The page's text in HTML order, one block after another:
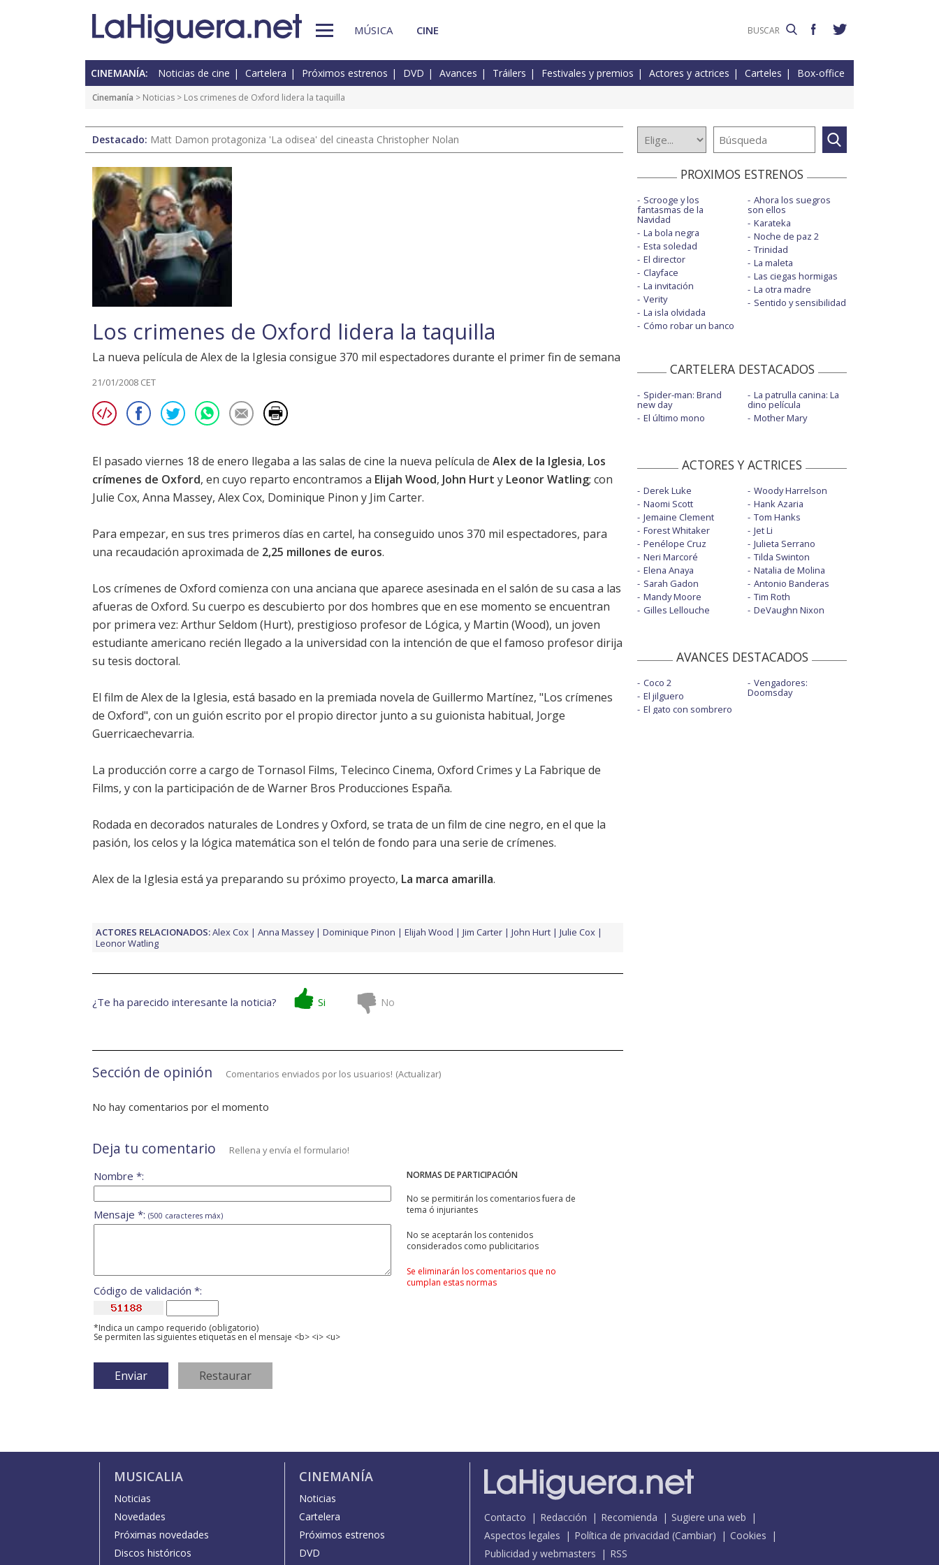
MÚSICA CINE
CINEMANÍA: Noticias de cine Cartelera Próximos estrenos DVD Avances Tráilers Festivales y premios Actores y actrices Carteles Box-office
Cinemanía > Noticias > Los crimenes de Oxford lidera la taquilla
Destacado: Matt Damon protagoniza 'La odisea' del cineasta Christopher Nolan
Los crimenes de Oxford lidera la taquilla
La nueva película de Alex de la Iglesia consigue 370 mil espectadores durante el primer fin de semana
21/01/2008 CET
El pasado viernes 18 de enero llegaba a las salas de cine la nueva película de Alex de la Iglesia, Los
crímenes de Oxford, en cuyo reparto encontramos a Elijah Wood, John Hurt y Leonor Watling; con
Julie Cox, Anna Massey, Alex Cox, Dominique Pinon y Jim Carter.
Para empezar, en sus tres primeros días en cartel, ha conseguido unos 370 mil espectadores, para
una recaudación aproximada de 2,25 millones de euros.
Los crímenes de Oxford comienza con una anciana que aparece asesinada en el salón de su casa a las
afueras de Oxford. Su cuerpo es descubierto por dos hombres que en ese momento se encuentran
por primera vez: Arthur Seldom (Hurt), prestigioso profesor de Lógica, y Martin (Wood), un joven
estudiante americano recién llegado a la universidad con la intención de que el famoso profesor dirija
su tesis doctoral.
El film de Alex de la Iglesia, está basado en la premiada novela de Guillermo Martínez, "Los crímenes
de Oxford", con un guión escrito por el propio director junto a su guionista habitual, Jorge
Guerricaechevarria.
La producción corre a cargo de Tornasol Films, Telecinco Cinema, Oxford Crimes y La Fabrique de
Films, y con la participación de de Warner Bros Producciones España.
Rodada en decorados naturales de Londres y Oxford, se trata de un film de cine negro, en el que la
pasión, los celos y la lógica matemática son el telón de fondo para una serie de crímenes.
Alex de la Iglesia está ya preparando su próximo proyecto, La marca amarilla.
ACTORES RELACIONADOS:Alex Cox Anna Massey Dominique Pinon Elijah Wood Jim Carter John Hurt
Julie Cox
Leonor Watling
¿Te ha parecido interesante la noticia? Si No
Sección de opinión Comentarios enviados por los usuarios! (Actualizar)
No hay comentarios por el momento
Deja tu comentario Rellena y envía el formulario!
NORMAS DE PARTICIPACIÓN
No se permitirán los comentarios fuera de
tema ó injuriantes
No se aceptarán los contenidos
considerados como publicitarios
Se eliminarán los comentarios que no
cumplan estas normas
Nombre *:
Mensaje *: (500 caracteres máx)
Código de validación *:
*Indica un campo requerido (obligatorio)
Se permiten las siguientes etiquetas en el mensaje <b> <i> <u>
PROXIMOS ESTRENOS
Scrooge y los
fantasmas de la
Navidad
La bola negra
Esta soledad
El director
Clayface
La invitación
Verity
La isla olvidada
Cómo robar un banco
Ahora los suegros
son ellos
Karateka
Noche de paz 2
Trinidad
La maleta
Las ciegas hormigas
La otra madre
Sentido y sensibilidad
CARTELERA DESTACADOS
Spider-man: Brand
new day
El último mono
La patrulla canina: La
dino película
Mother Mary
ACTORES Y ACTRICES
Derek Luke
Naomi Scott
Jemaine Clement
Forest Whitaker
Penélope Cruz
Neri Marcoré
Elena Anaya
Sarah Gadon
Mandy Moore
Gilles Lellouche
Woody Harrelson
Hank Azaria
Tom Hanks
Jet Li
Julieta Serrano
Tilda Swinton
Natalia de Molina
Antonio Banderas
Tim Roth
DeVaughn Nixon
AVANCES DESTACADOS
Coco 2
El jilguero
El gato con sombrero
Vengadores:
Doomsday
MUSICALIA
Noticias
Novedades
Próximas novedades
Discos históricos
CINEMANÍA
Noticias
Cartelera
Próximos estrenos
DVD
Contacto Redacción Recomienda
Sugiere una web
Aspectos legales
Política de privacidad (Cambiar)
Cookies
Publicidad y webmasters
RSS